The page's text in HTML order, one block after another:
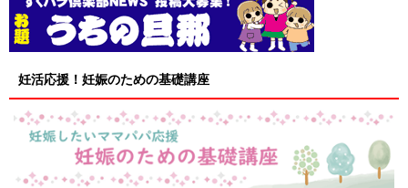
妊活応援！妊娠のための基礎講座